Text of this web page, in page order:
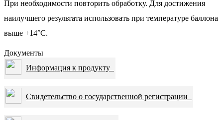
При необходимости повторить обработку. Для достижения
наилучшего результата использовать при температуре баллона
выше +14°С.
Документы
Информация к продукту
Свидетельство о государственной регистрации